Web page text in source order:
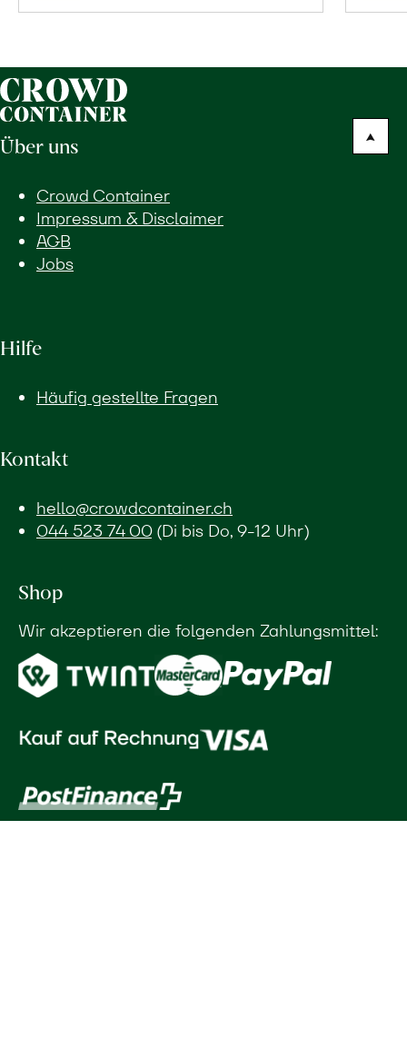
Über uns
Crowd Container
Impressum & Disclaimer
AGB
Jobs
Hilfe
Häufig gestellte Fragen
Kontakt
hello@crowdcontainer.ch
044 523 74 00(Di bis Do, 9-12 Uhr)
Shop
Wir akzeptieren die folgenden Zahlungsmittel: